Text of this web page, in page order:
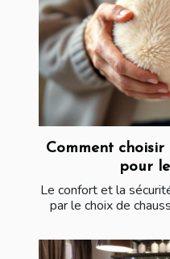
Comment choisir
pour
Le confort et la
par le choix de